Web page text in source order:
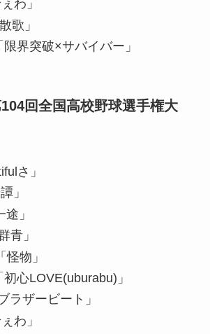
ぇわ」
歌」
界突破×サバイバー」
回全国高校野球選手権大
さ」
譚」
途」
群青」
怪物」
初心LOVE(uburabu)」
ラザービート」
ぇわ」